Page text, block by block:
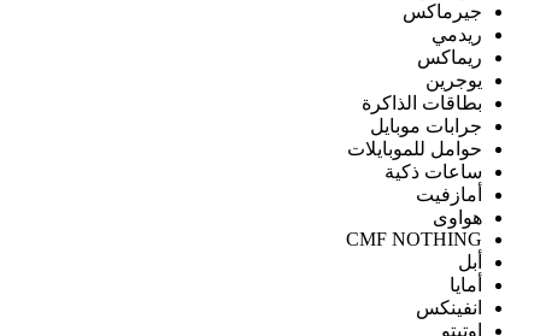
جيرماكس
ريدمي
ريماكس
يوجرين
بطاقات الذاكرة
جرابات موبايل
حوامل للموبايلات
ساعات ذكية
أمازفيت
هواوى
CMF NOTHING
أبل
أمايا
انفينكس
اوتيتو